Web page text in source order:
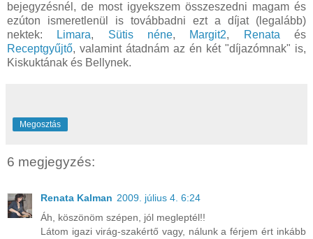
bejegyzésnél, de most igyekszem összeszedni magam és
ezúton ismeretlenül is továbbadni ezt a díjat (legalább)
nektek:
Limara, Sütis néne, Margit2, Renata és
Receptgyűjtő, valamint átadnám az én két "díjazómnak" is,
Kiskuktának és Bellynek.
Megosztás
6 megjegyzés:
Renata Kalman 2009. július 4. 6:24
Áh, köszönöm szépen, jól megleptél!!
Látom igazi virág-szakértő vagy, nálunk a férjem ért inkább